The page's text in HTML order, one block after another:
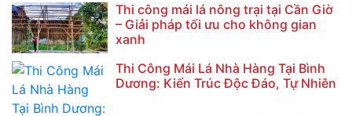
Thi công mái lá nông trại tại Cần Giờ
– Giải pháp tối ưu cho không gian
xanh
Thi Công Mái Lá Nhà Hàng Tại Bình
Dương: Kiến Trúc Độc Đáo, Tự Nhiên